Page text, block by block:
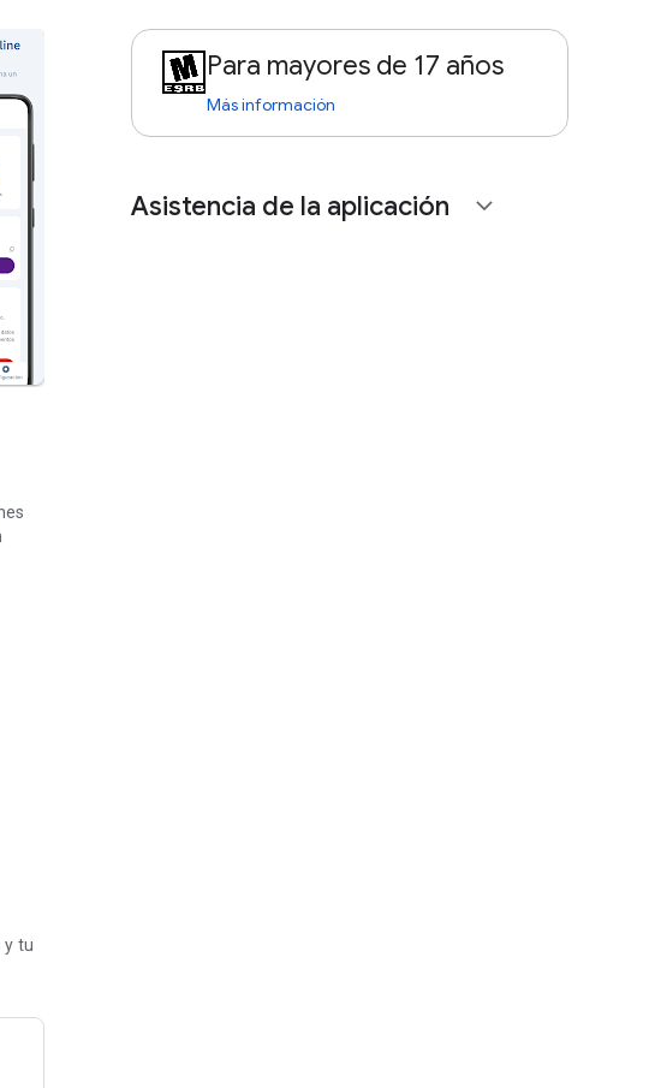
y tu
Para mayores de 17 años
Más información
Asistencia de la aplicación expand_more